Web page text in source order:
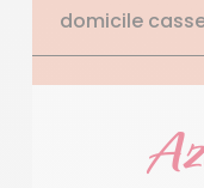
domicile